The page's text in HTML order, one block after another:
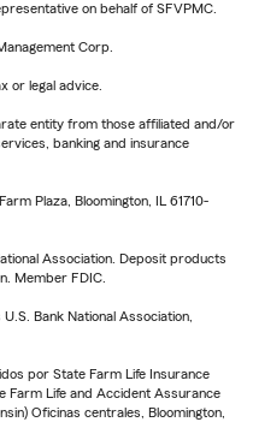
on behalf of SFVPMC.
Corp.
or legal advice.
entity from those affiliated and/or
banking and insurance
Plaza, Bloomington, IL 61710-
Association. Deposit products
Member FDIC.
Bank National Association,
por State Farm Life Insurance
Farm Life and Accident Assurance
Oficinas centrales, Bloomington,